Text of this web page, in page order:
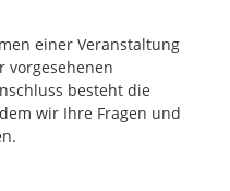
einer Veranstaltung
vorgesehenen
besteht die
wir Ihre Fragen und